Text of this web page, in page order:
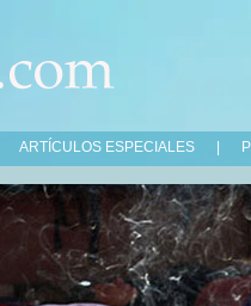
ARTÍCULOS ESPECIALES